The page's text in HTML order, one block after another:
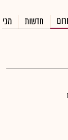
חדשות